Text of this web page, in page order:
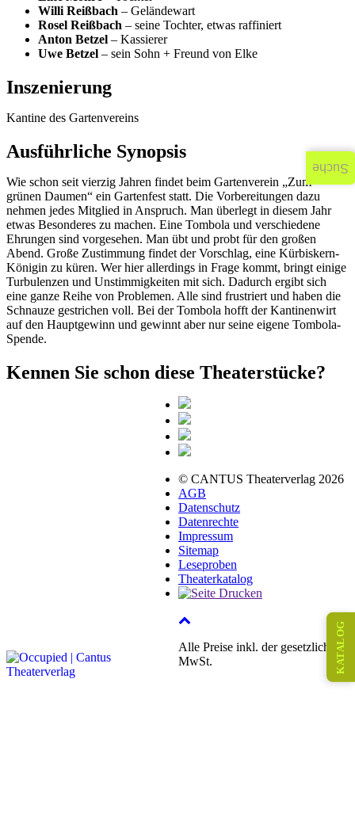
Willi Reißbach – Geländewart
Rosel Reißbach – seine Tochter, etwas raffiniert
Anton Betzel – Kassierer
Uwe Betzel – sein Sohn + Freund von Elke
Inszenierung
Kantine des Gartenvereins
Ausführliche Synopsis
Wie schon seit vierzig Jahren findet beim Gartenverein „Zum
grünen Daumen“ ein Gartenfest statt. Die Vorbereitungen dazu
nehmen jedes Mitglied in Anspruch. Man überlegt in diesem Jahr
etwas Besonderes zu machen. Eine Tombola und verschiedene
Ehrungen sind vorgesehen. Man übt und probt für den großen
Abend. Große Zustimmung findet der Vorschlag, eine Kürbiskern-
Königin zu küren. Wer hier allerdings in Frage kommt, bringt einige
Turbulenzen und Unstimmigkeiten mit sich. Dadurch ergibt sich
eine ganze Reihe von Problemen. Alle sind frustriert und haben die
Schnauze gestrichen voll. Bei der Tombola hofft der Kantinenwirt
auf den Hauptgewinn und gewinnt aber nur seine eigene Tombola-
Spende.
Kennen Sie schon diese Theaterstücke?
© CANTUS Theaterverlag 2026
AGB
Datenschutz
Datenrechte
Impressum
Sitemap
Leseproben
Theaterkatalog
Alle Preise inkl. der gesetzlichen
MwSt.
KATALOG
Suche